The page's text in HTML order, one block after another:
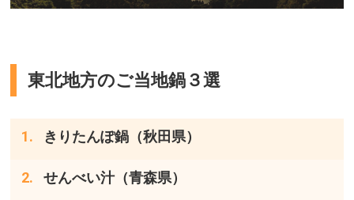
東北地方のご当地鍋３選
きりたんぽ鍋（秋田県）
せんべい汁（青森県）